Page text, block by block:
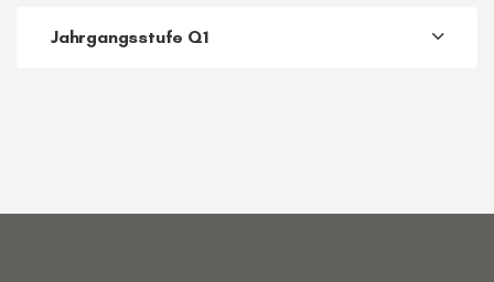
Jahrgangsstufe Q1